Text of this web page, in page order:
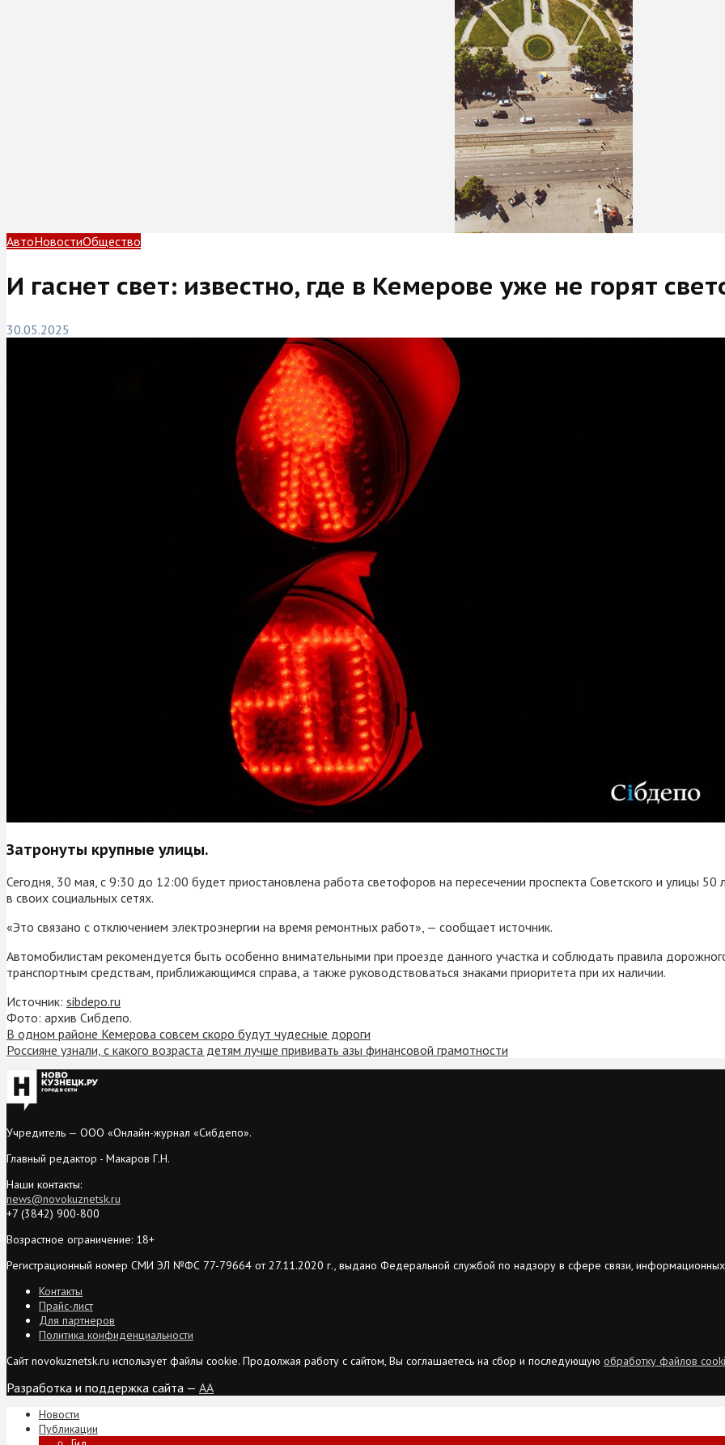
АвтоНовостиОбщество
И гаснет свет: известно, где в Кемерове уже не горят
30.05.2025
Затронуты крупные улицы.
Сегодня, 30 мая, с 9:30 до 12:00 будет приостановлена работа светофоров на пересечении проспекта Советского и улицы
в своих социальных сетях.
«Это связано с отключением электроэнергии на время ремонтных работ», — сообщает источник.
Автомобилистам рекомендуется быть особенно внимательными при проезде данного участка и соблюдать правила
транспортным средствам, приближающимся справа, а также руководствоваться знаками приоритета при их наличии.
Источник: sibdepo.ru
Фото: архив Сибдепо.
В одном районе Кемерова совсем скоро будут чудесные дороги
Россияне узнали, с какого возраста детям лучше прививать азы финансовой грамотности
Учредитель — ООО «Онлайн-журнал «Сибдепо».
Главный редактор - Макаров Г.Н.
Наши контакты:
news@novokuznetsk.ru
+7 (3842) 900-800
Возрастное ограничение: 18+
Регистрационный номер СМИ ЭЛ №ФС 77-79664 от 27.11.2020 г., выдано Федеральной службой по надзору в сфере связи, информационных
Контакты
Прайс-лист
Для партнеров
Политика конфиденциальности
Сайт novokuznetsk.ru использует файлы cookie. Продолжая работу с сайтом, Вы соглашаетесь на сбор и последующую обработку файлов
Разработка и поддержка сайта — AA
Новости
Публикации